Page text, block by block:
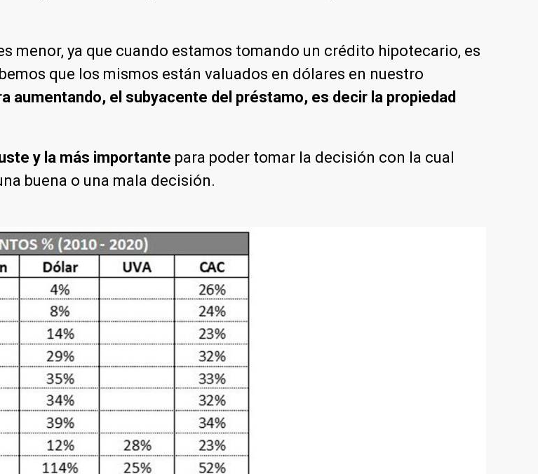
menor, ya que cuando estamos tomando un crédito hipotecario, es
que los mismos están valuados en dólares en nuestro
aumentando, el subyacente del préstamo, es decir la propiedad
y la más importante para poder tomar la decisión con la cual
buena o una mala decisión.